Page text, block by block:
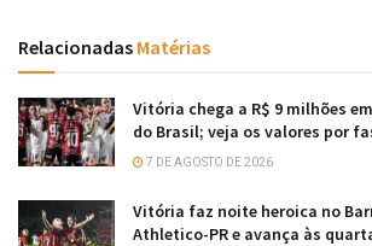
Relacionadas Matérias
Vitória chega a R$ 9 milhões
do Brasil; veja os valores por
7 DE AGOSTO DE 2026
Vitória faz noite heroica no
Athletico-PR e avança às